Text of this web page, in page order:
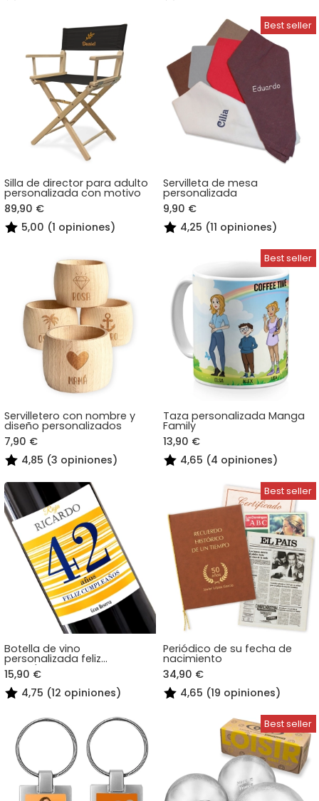
Silla de director para adulto
personalizada con motivo
89,90 €
5,00 (1 opiniones)
Servilleta de mesa
personalizada
9,90 €
4,25 (11 opiniones)
Servilletero con nombre y
diseño personalizados
7,90 €
4,85 (3 opiniones)
Taza personalizada Manga
Family
13,90 €
4,65 (4 opiniones)
Botella de vino
personalizada feliz
cumpleaños
15,90 €
4,75 (12 opiniones)
Periódico de su fecha de
nacimiento
34,90 €
4,65 (19 opiniones)